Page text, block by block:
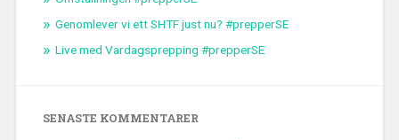
Genomlever vi ett SHTF just nu? #prepperSE
Live med Vardagsprepping #prepperSE
SENASTE KOMMENTARER